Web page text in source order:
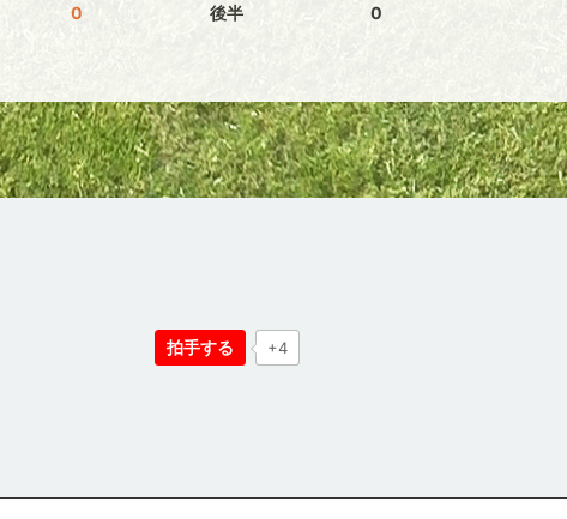
0
後半
0
拍手する +4